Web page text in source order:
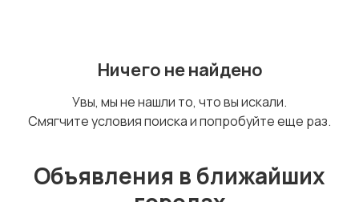
Ничего не найдено
Увы, мы не нашли то, что вы искали.
Смягчите условия поиска и попробуйте еще раз.
Объявления в ближайших